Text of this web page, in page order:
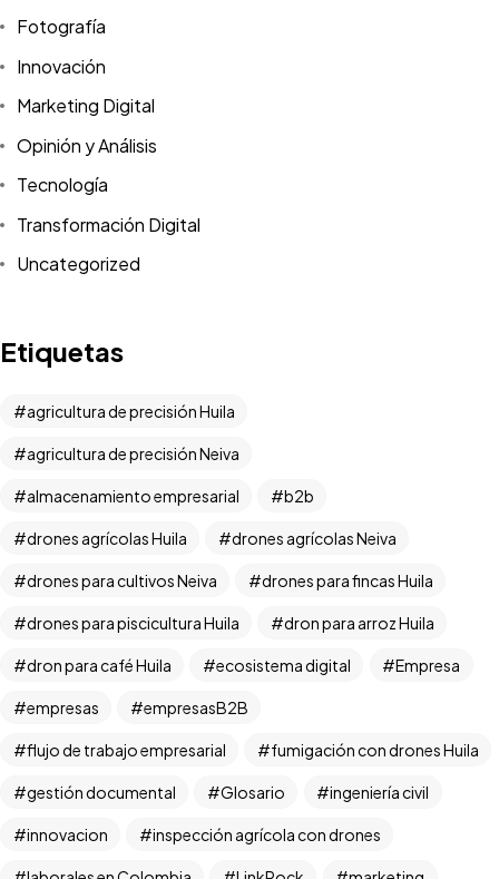
Fotografía
Innovación
Marketing Digital
Opinión y Análisis
Tecnología
Transformación Digital
Uncategorized
Etiquetas
agricultura de precisión Huila
agricultura de precisión Neiva
almacenamiento empresarial b2b
drones agrícolas Huila drones agrícolas Neiva
drones para cultivos Neiva drones para fincas Huila
drones para piscicultura Huila dron para arroz Huila
dron para café Huila ecosistema digital Empresa
empresas empresasB2B
flujo de trabajo empresarial fumigación con drones Huila
gestión documental Glosario ingeniería civil
innovacion inspección agrícola con drones
Versión PDF
Offline
¡Vamos!